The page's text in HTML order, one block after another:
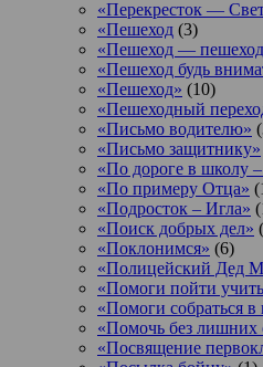
«Перекресток —
«Пешеход (3)
«Пешеход —
«Пешеход будь
«Пешеход» (10)
«Пешеходный
«Письмо водителю»
«Письмо защитнику»
«По дороге в школу
«По примеру Отца»
«Подросток ‒ Игла»
«Поиск добрых дел»
«Поклонимся» (6)
«Полицейский Дед
«Помоги пойти
«Помоги собраться в
«Помочь без лишних
«Посвящение